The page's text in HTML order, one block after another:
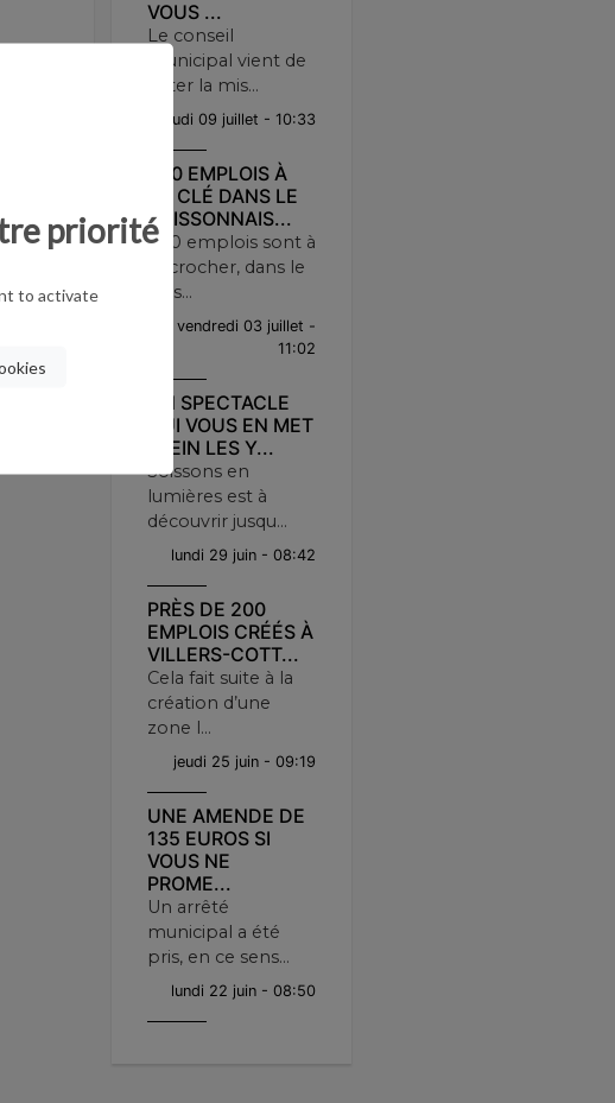
VOUS ...
Le conseil
municipal vient de
voter la mis...
jeudi 09 juillet - 10:33
300 EMPLOIS À
LA CLÉ DANS LE
SOISSONNAIS...
300 emplois sont à
décrocher, dans le
Sois...
vendredi 03 juillet -
11:02
UN SPECTACLE
QUI VOUS EN MET
PLEIN LES Y...
Soissons en
lumières est à
découvrir jusqu...
lundi 29 juin - 08:42
PRÈS DE 200
EMPLOIS CRÉÉS À
VILLERS-COTT...
Cela fait suite à la
création d’une
zone l...
jeudi 25 juin - 09:19
UNE AMENDE DE
135 EUROS SI
VOUS NE
PROME...
Un arrêté
municipal a été
pris, en ce sens...
lundi 22 juin - 08:50
priorité
to activate